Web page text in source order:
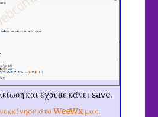
και έχουμε κάνει save.
στο WeeWx μας.